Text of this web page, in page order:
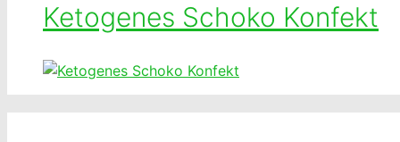
Ketogenes Schoko Konfekt